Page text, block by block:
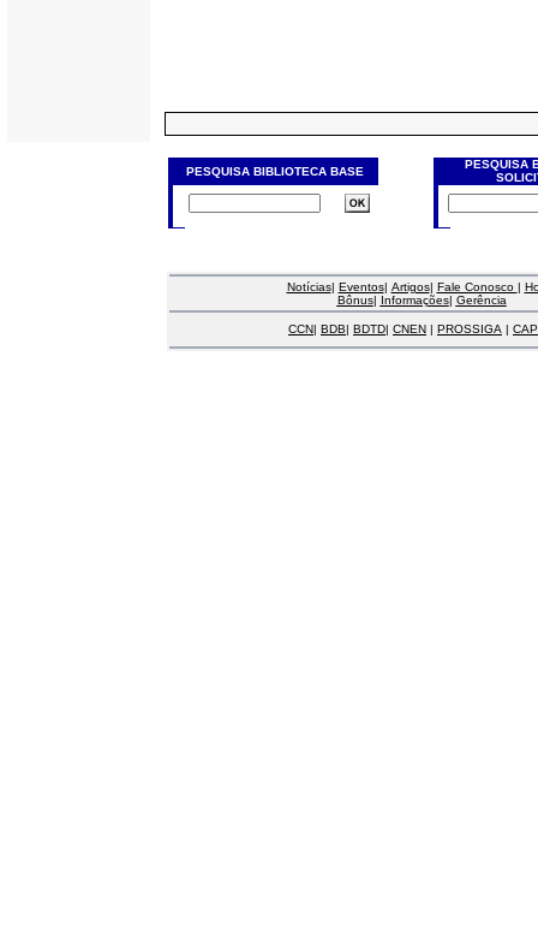
PESQUISA BIBLIOTECA BASE
PESQUISA
Notícias| Eventos| Artigos| Fale Conosco |
Bônus| Informações| Gerência
CCN| BDB| BDTD| CNEN | PROSSIGA |